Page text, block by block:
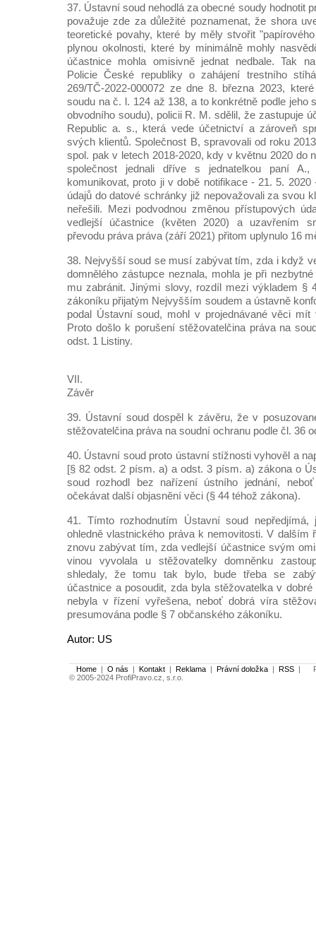
37. Ústavní soud nehodlá za obecné soudy hodnotit
považuje zde za důležité poznamenat, že shora
teoretické povahy, které by měly stvořit
plynou okolnosti, které by minimálně mohly
účastnice mohla omisivně jednat nedbale. Tak
Policie České republiky o zahájení trestního
269/TČ-2022-000072 ze dne 8. března 2023,
soudu na č. l. 124 až 138, a to konkrétně podle jeho
obvodního soudu), policii R. M. sdělil, že zastupuje
Republic a. s., která vede účetnictví a zároveň
svých klientů. Společnost B, spravovali od roku
spol. pak v letech 2018-2020, kdy v květnu 2020 do
společnost jednali dříve s jednatelkou paní
komunikovat, proto ji v době notifikace - 21. 5.
údajů do datové schránky již nepovažovali za svou
neřešili. Mezi podvodnou změnou přístupových
vedlejší účastnice (květen 2020) a uzavřením
převodu práva práva (září 2021) přitom uplynulo 16
38. Nejvyšší soud se musí zabývat tím, zda i když
domnělého zástupce neznala, mohla je při
mu zabránit. Jinými slovy, rozdíl mezi výkladem §
zákoníku přijatým Nejvyšším soudem a ústavně
podal Ústavní soud, mohl v projednávané věci
Proto došlo k porušení stěžovatelčina práva na
odst. 1 Listiny.
VII.
Závěr
39. Ústavní soud dospěl k závěru, že v
stěžovatelčina práva na soudní ochranu podle čl. 36
40. Ústavní soud proto ústavní stížnosti vyhověl a
[§ 82 odst. 2 písm. a) a odst. 3 písm. a) zákona o
soud rozhodl bez nařízení ústního jednání,
očekávat další objasnění věci (§ 44 téhož zákona).
41. Tímto rozhodnutím Ústavní soud
ohledně vlastnického práva k nemovitosti. V dalším
znovu zabývat tím, zda vedlejší účastnice svým
vinou vyvolala u stěžovatelky domněnku
shledaly, že tomu tak bylo, bude třeba se
účastnice a posoudit, zda byla stěžovatelka v
nebyla v řízení vyřešena, neboť dobrá víra
presumována podle § 7 občanského zákoníku.
Autor: US
Home | O nás | Kontakt | Reklama | Právní doložka | RSS |
© 2005-2024 ProfiPravo.cz, s.r.o.